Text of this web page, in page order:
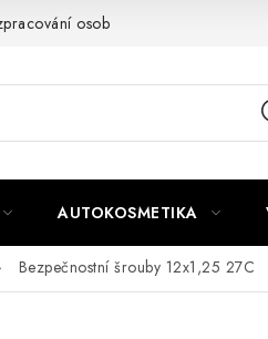
osobních údajů
AUTOKOSMETIKA
Bezpečnostní šrouby 12x1,25 27C